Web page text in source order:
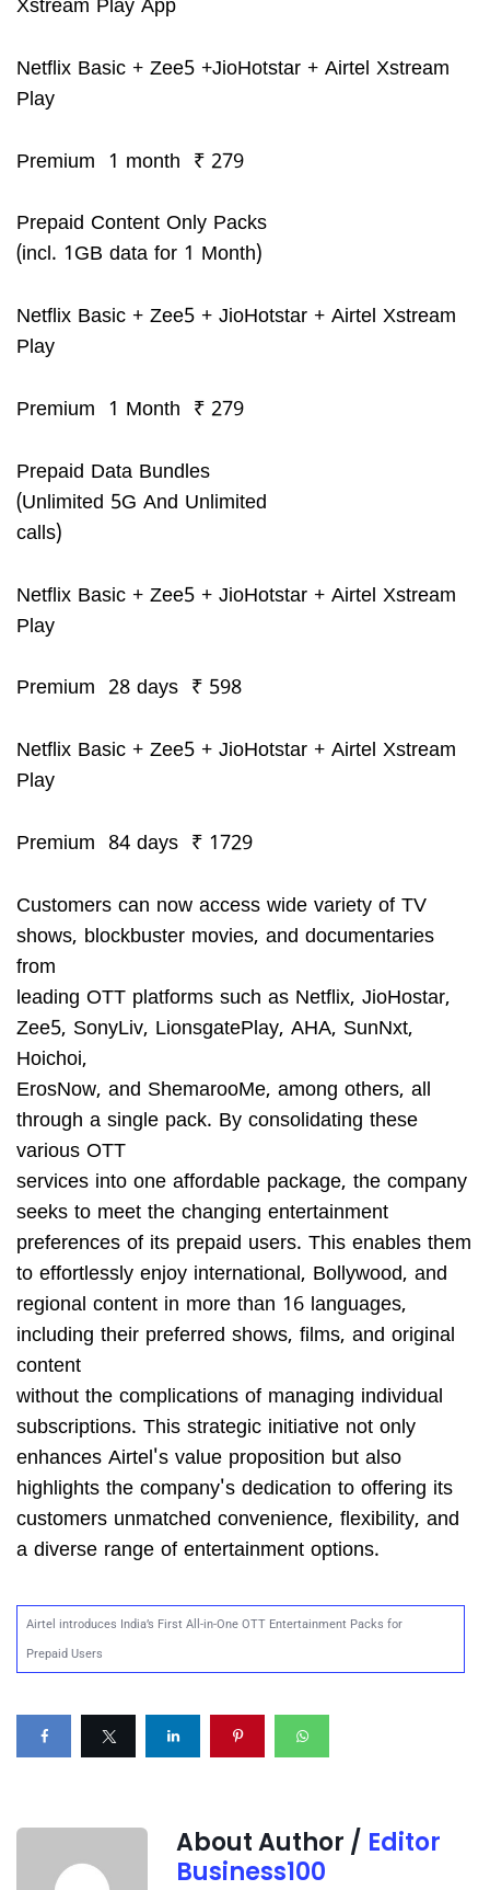
Xstream Play App
Netflix Basic + Zee5 +JioHotstar + Airtel Xstream
Play
Premium 1 month ₹ 279
Prepaid Content Only Packs
(incl. 1GB data for 1 Month)
Netflix Basic + Zee5 + JioHotstar + Airtel Xstream
Play
Premium 1 Month ₹ 279
Prepaid Data Bundles
(Unlimited 5G And Unlimited
calls)
Netflix Basic + Zee5 + JioHotstar + Airtel Xstream
Play
Premium 28 days ₹ 598
Netflix Basic + Zee5 + JioHotstar + Airtel Xstream
Play
Premium 84 days ₹ 1729
Customers can now access wide variety of TV
shows, blockbuster movies, and documentaries
from
leading OTT platforms such as Netflix, JioHostar,
Zee5, SonyLiv, LionsgatePlay, AHA, SunNxt,
Hoichoi,
ErosNow, and ShemarooMe, among others, all
through a single pack. By consolidating these
various OTT
services into one affordable package, the company
seeks to meet the changing entertainment
preferences of its prepaid users. This enables them
to effortlessly enjoy international, Bollywood, and
regional content in more than 16 languages,
including their preferred shows, films, and original
content
without the complications of managing individual
subscriptions. This strategic initiative not only
enhances Airtel's value proposition but also
highlights the company's dedication to offering its
customers unmatched convenience, flexibility, and
a diverse range of entertainment options.
Airtel introduces India’s First All-in-One OTT Entertainment Packs for
Prepaid Users
About Author / Editor
Business100